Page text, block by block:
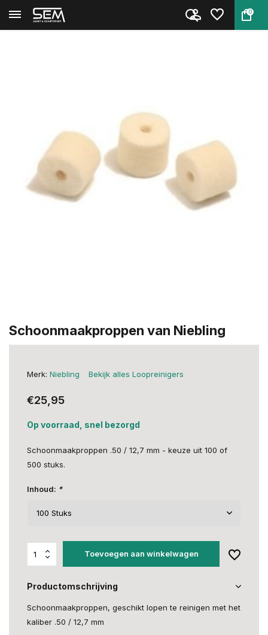
0
Terug Home Schoonmaakproppen van Niebling
Schoonmaakproppen van Niebling
Merk: Niebling Bekijk alles Loopreinigers
€25,95
Op voorraad, snel bezorgd
Schoonmaakproppen .50 / 12,7 mm - keuze uit 100 of
500 stuks.
Inhoud: *
Toevoegen aan winkelwagen
Productomschrijving
Schoonmaakproppen, geschikt lopen te reinigen met het
kaliber .50 / 12,7 mm